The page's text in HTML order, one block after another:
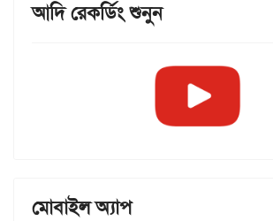
আদি রেকর্ডিং শুনুন
মোবাইল অ্যাপ